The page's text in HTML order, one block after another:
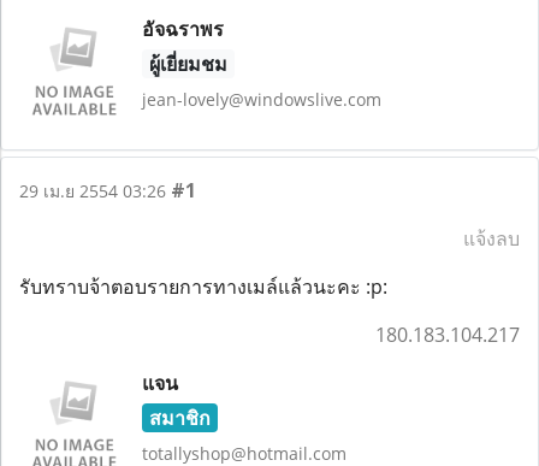
อัจฉราพร
ผู้เยี่ยมชม
jean-lovely@windowslive.com
29 เม.ย 2554 03:26 #1
แจ้งลบ
รับทราบจ้าตอบรายการทางเมล์แล้วนะคะ :p:
180.183.104.217
แจน
สมาชิก
totallyshop@hotmail.com